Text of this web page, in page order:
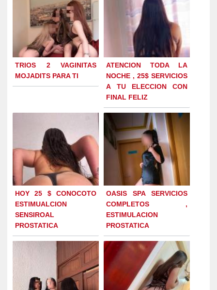
TRIOS 2 VAGINITAS
MOJADITS PARA TI
ATENCION TODA LA
NOCHE , 25$ SERVICIOS
A TU ELECCION CON
FINAL FELIZ
HOY 25 $ CONOCOTO
ESTIMUALCION
SENSIROAL
PROSTATICA
OASIS SPA SERVICIOS
COMPLETOS ,
ESTIMULACION
PROSTATICA